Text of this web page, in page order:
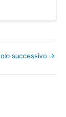
successivo →